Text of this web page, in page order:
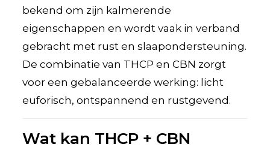
bekend om zijn kalmerende
eigenschappen en wordt vaak in verband
gebracht met rust en slaapondersteuning.
De combinatie van THCP en CBN zorgt
voor een gebalanceerde werking: licht
euforisch, ontspannend en rustgevend.
Wat kan THCP + CBN